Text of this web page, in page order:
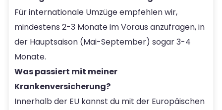
Für internationale Umzüge empfehlen wir,
mindestens 2-3 Monate im Voraus anzufragen, in
der Hauptsaison (Mai-September) sogar 3-4
Monate.
Was passiert mit meiner
Krankenversicherung?
Innerhalb der EU kannst du mit der Europäischen